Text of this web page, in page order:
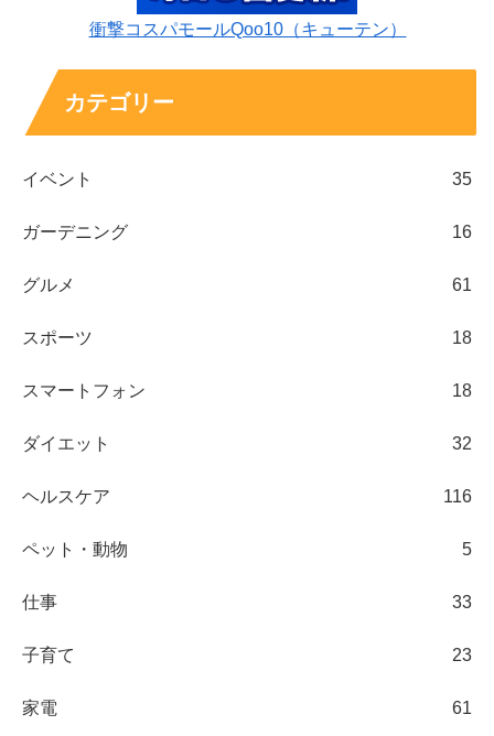
衝撃コスパモールQoo10（キューテン）
カテゴリー
イベント 35
ガーデニング 16
グルメ 61
スポーツ 18
スマートフォン 18
ダイエット 32
ヘルスケア 116
ペット・動物 5
仕事 33
子育て 23
家電 61